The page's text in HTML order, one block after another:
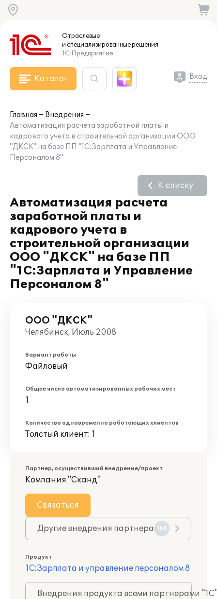
Отраслевые
и специализированныерешения
1С:Предприятие
Каталог Вход
Главная
Внедрения
Автоматизация расчета заработной платы и
кадрового учета в строительной организации ООО
"ДКСК" на базе ПП "1С:Зарплата и Управление
Персоналом 8"
Автоматизация расчета
заработной платы и
кадрового учета в
строительной организации
ООО "ДКСК" на базе ПП
"1С:Зарплата и Управление
Персоналом 8"
К списку
ООО "ДКСК"
Челябинск, Июль 2008
Вариант работы
Файловый
Общее число автоматизированных рабочих мест
1
Количество одновременно работающих клиентов
Толстый клиент: 1
Партнер, осуществивший внедрение/проект
Компания "Сканд"
Связаться
Другие внедрения партнера 188
Продукт
1С:Зарплата и управление персоналом 8
Внедрения продукта всеми партнерами